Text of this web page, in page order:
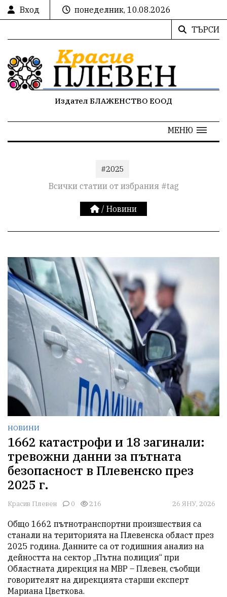
Вход
понеделник, 10.08.2026
ТЪРСИ
Издател БЛАЖЕНСТВО ЕООД
МЕНЮ
#2025
Всички статии от избрания #tag
/ Новини
НОВИНИ
1662 катастрофи и 18 загинали:
тревожни данни за пътната
безопасност в Плевенско през
2025 г.
Красив Плевен 0 216 26 ЯНУ, 2026
Общо 1662 пътнотранспортни произшествия са
станали на територията на Плевенска област през
2025 година. Данните са от годишния анализ на
дейността на сектор „Пътна полиция“ при
Областната дирекция на МВР – Плевен, съобщи
говорителят на дирекцията старши експерт
Мариана Цветкова.